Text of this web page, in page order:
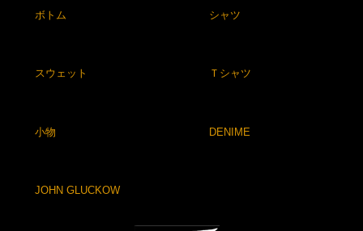
ボトム シャツ
スウェット Ｔシャツ
小物 DENIME
JOHN GLUCKOW